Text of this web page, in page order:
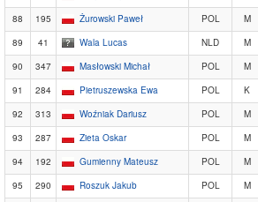
88
195 Żurowski Paweł POL M
89
41 Wala Lucas NLD M
90
347 Masłowski Michał POL M
91
284 Pietruszewska Ewa POL K
92
313 Woźniak Dariusz POL M
93
287 Zieta Oskar POL M
94
192 Gumienny Mateusz POL M
95
290 Roszuk Jakub POL M